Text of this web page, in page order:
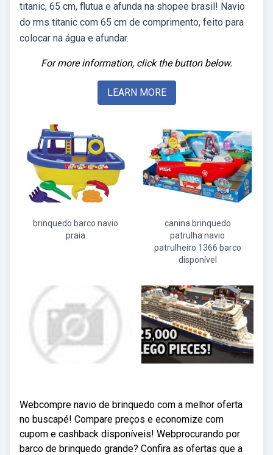
titanic, 65 cm, flutua e afunda na shopee brasil! Navio
do rms titanic com 65 cm de comprimento, feito para
colocar na água e afundar.
For more information, click the button below.
LEARN MORE
brinquedo barco navio
praia
canina brinquedo
patrulha navio
patrulheiro 1366 barco
disponível
Webcompre navio de brinquedo com a melhor oferta
no buscapé! Compare preços e economize com
cupom e cashback disponíveis! Webprocurando por
barco de brinquedo grande? Confira as ofertas que a